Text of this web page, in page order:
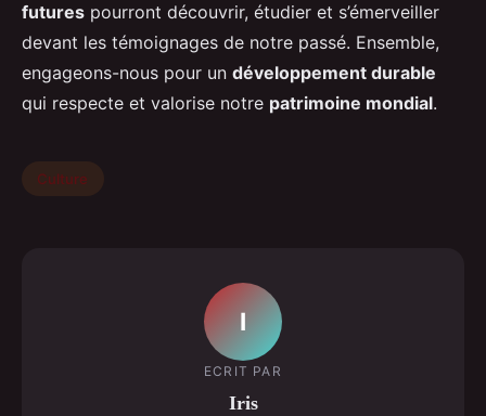
futures pourront découvrir, étudier et s’émerveiller
devant les témoignages de notre passé. Ensemble,
engageons-nous pour un développement durable
qui respecte et valorise notre patrimoine mondial.
Culture
I
ECRIT PAR
Iris